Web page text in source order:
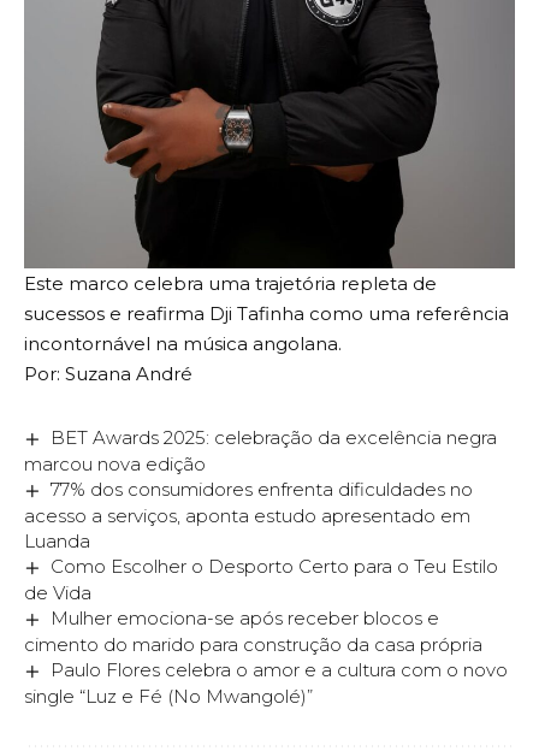
Este marco celebra uma trajetória repleta de
sucessos e reafirma Dji Tafinha como uma referência
incontornável na música angolana.
Por: Suzana André
BET Awards 2025: celebração da excelência negra
marcou nova edição
77% dos consumidores enfrenta dificuldades no
acesso a serviços, aponta estudo apresentado em
Luanda
Como Escolher o Desporto Certo para o Teu Estilo
de Vida
Mulher emociona-se após receber blocos e
cimento do marido para construção da casa própria
Paulo Flores celebra o amor e a cultura com o novo
single “Luz e Fé (No Mwangolé)”